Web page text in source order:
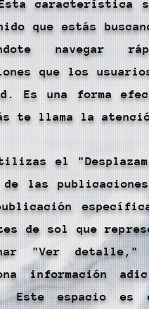
Esta
que estás
navegar
que los
Es una forma
te llama la
el
de las
de sol que
"Ver
información
Este espacio es